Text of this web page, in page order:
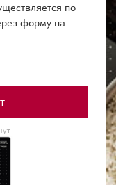
по
форму на